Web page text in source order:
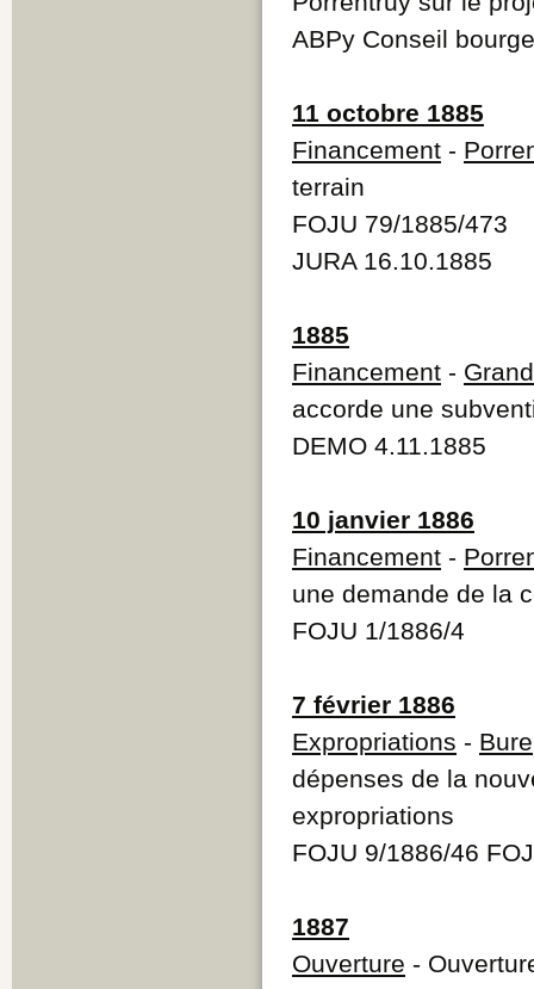
ABPy Conseil
11 octobre 1885
Financement -
terrain
FOJU 79/1885/473
JURA 16.10.1885
1885
Financement -
accorde une
DEMO 4.11.1885
10 janvier 1886
Financement -
une demande de la
FOJU 1/1886/4
7 février 1886
Expropriations - Bure
dépenses de la
expropriations
FOJU 9/1886/46
1887
Ouverture -